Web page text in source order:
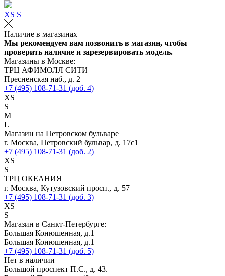
XS S
Наличие в магазинах
Мы рекомендуем вам позвонить в магазин, чтобы
проверить наличие и зарезервировать модель.
Магазины в Москве:
ТРЦ АФИМОЛЛ СИТИ
Пресненская наб., д. 2
+7 (495) 108-71-31 (доб. 4)
XS
S
M
L
Магазин на Петровском бульваре
г. Москва, Петровский бульвар, д. 17с1
+7 (495) 108-71-31 (доб. 2)
XS
S
ТРЦ ОКЕАНИЯ
г. Москва, Кутузовский просп., д. 57
+7 (495) 108-71-31 (доб. 3)
XS
S
Магазин в Санкт-Петербурге:
Большая Конюшенная, д.1
Большая Конюшенная, д.1
+7 (495) 108-71-31 (доб. 5)
Нет в наличии
Большой проспект П.С., д. 43.